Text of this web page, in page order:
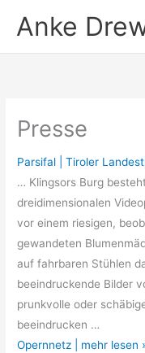
InhaltAnke
Presse
Parsifal | Tiroler
… Klingsors Burg
dreidimensionalen
vor einem riesigen,
gewandeten
auf fahrbaren Stühlen
beeindruckende Bilder
prunkvolle oder
beeindrucken …
Opernnetz | mehr lesen